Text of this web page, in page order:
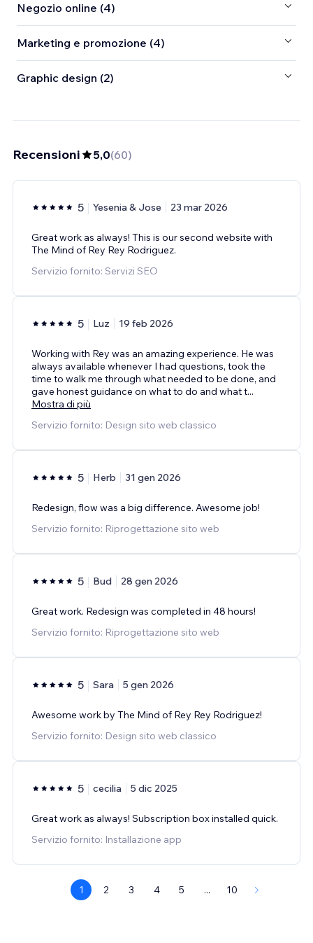
Negozio online (4)
Marketing e promozione (4)
Graphic design (2)
Recensioni 5,0(60)
5 Yesenia & Jose 23 mar 2026
Great work as always! This is our second website with
The Mind of Rey Rey Rodriguez.
Servizio fornito: Servizi SEO
5 Luz 19 feb 2026
Working with Rey was an amazing experience. He was
always available whenever I had questions, took the
time to walk me through what needed to be done, and
gave honest guidance on what to do and what t...
Mostra di più
Servizio fornito: Design sito web classico
5 Herb 31 gen 2026
Redesign, flow was a big difference. Awesome job!
Servizio fornito: Riprogettazione sito web
5 Bud 28 gen 2026
Great work. Redesign was completed in 48 hours!
Servizio fornito: Riprogettazione sito web
5 Sara 5 gen 2026
Awesome work by The Mind of Rey Rey Rodriguez!
Servizio fornito: Design sito web classico
5 cecilia 5 dic 2025
Great work as always! Subscription box installed quick.
Servizio fornito: Installazione app
1 2 3 4 5 ... 10